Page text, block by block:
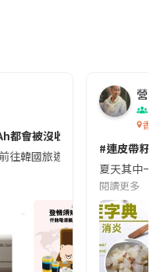
都會被沒收😱出發前切記檢查
前往韓國旅遊的民眾，近期要
營養
香港
#連皮帶籽
夏天其中一
閱讀更多